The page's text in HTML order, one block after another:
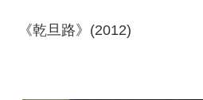
《乾旦路》(2012)